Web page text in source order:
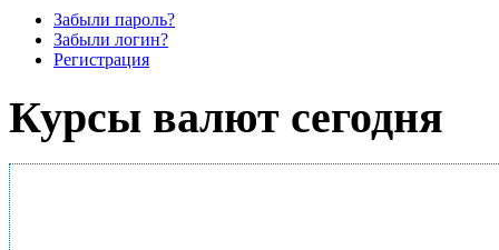
Забыли пароль?
Забыли логин?
Регистрация
Курсы валют сегодня